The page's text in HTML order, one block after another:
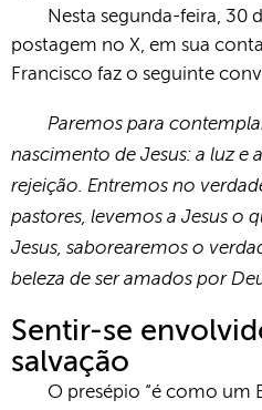
Nesta segunda-feira, 30
postagem no X, em sua
Francisco faz o seguinte
Paremos para
nascimento de Jesus: a luz e
rejeição. Entremos no
pastores, levemos a Jesus o
Jesus, saborearemos o
beleza de ser amados por
Sentir-se
salvação
O presépio “é como um